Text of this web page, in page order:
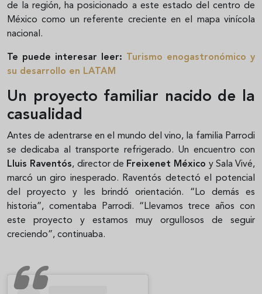
de la región, ha posicionado a este estado del centro de
México como un referente creciente en el mapa vinícola
nacional.
Te puede interesar leer:
Turismo enogastronómico y
su desarrollo en LATAM
Un proyecto familiar nacido de la
casualidad
Antes de adentrarse en el mundo del vino, la familia Parrodi
se dedicaba al transporte refrigerado. Un encuentro con
Lluis Raventós, director de Freixenet México y Sala Vivé,
marcó un giro inesperado. Raventós detectó el potencial
del proyecto y les brindó orientación. “Lo demás es
historia”, comentaba Parrodi. “Llevamos trece años con
este proyecto y estamos muy orgullosos de seguir
creciendo”, continuaba.